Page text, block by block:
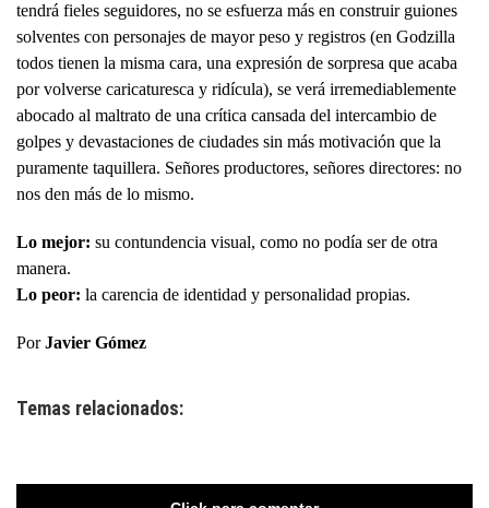
tendrá fieles seguidores, no se esfuerza más en construir guiones
solventes con personajes de mayor peso y registros (en Godzilla
todos tienen la misma cara, una expresión de sorpresa que acaba
por volverse caricaturesca y ridícula), se verá irremediablemente
abocado al maltrato de una crítica cansada del intercambio de
golpes y devastaciones de ciudades sin más motivación que la
puramente taquillera. Señores productores, señores directores: no
nos den más de lo mismo.
Lo mejor: su contundencia visual, como no podía ser de otra
manera.
Lo peor: la carencia de identidad y personalidad propias.
PorJavier Gómez
Temas relacionados: